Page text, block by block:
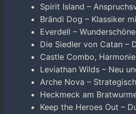
Spirit Island –
Brändi Dog – Klassiker
Everdell –
Die Siedler von Catan –
Castle Combo,
Leviathan Wilds – Neu
Arche Nova –
Heckmeck am
Keep the Heroes Out –